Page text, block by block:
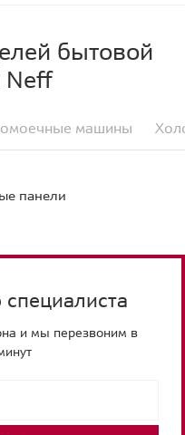
бытовой
Neff
машины
панели
и мы перезвоним в